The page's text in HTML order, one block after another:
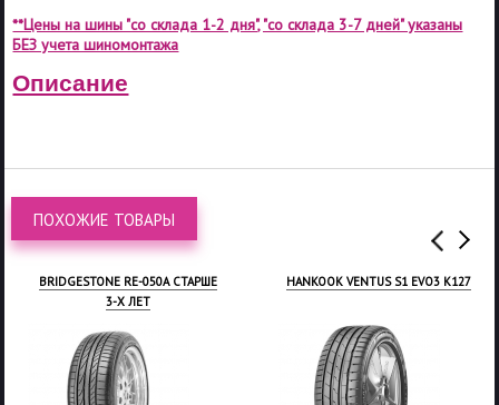
**Цены на шины "со склада 1-2 дня", "со склада 3-7 дней" указаны
БЕЗ учета шиномонтажа
Описание
ПОХОЖИЕ ТОВАРЫ
BRIDGESTONE RE-050A СТАРШЕ
3-Х ЛЕТ
HANKOOK VENTUS S1 EVO3 K127